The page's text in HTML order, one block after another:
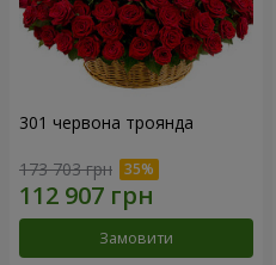
301 червона троянда
173 703 грн
Замовити